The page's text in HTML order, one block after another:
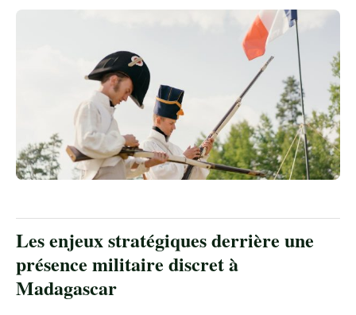
Les enjeux stratégiques derrière une
présence militaire discret à
Madagascar